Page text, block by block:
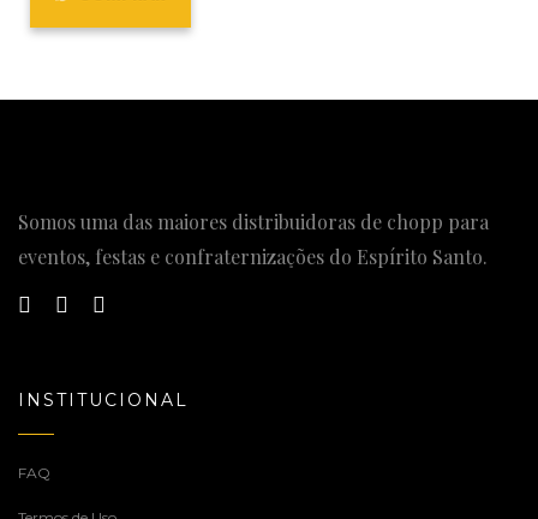
Somos uma das maiores distribuidoras de chopp para
eventos, festas e confraternizações do Espírito Santo.
INSTITUCIONAL
FAQ